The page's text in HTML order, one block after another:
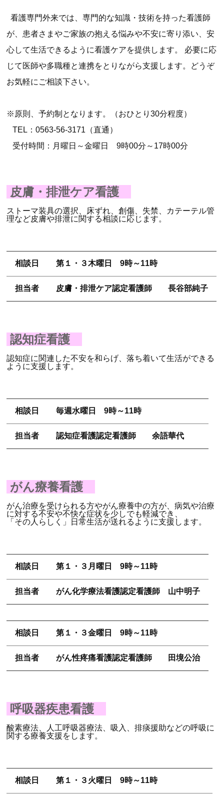
看護専門外来では、専門的な知識・技術を持った看護師
が、患者さまやご家族の抱える悩みや不安に寄り添い、安
心して生活できるように看護ケアを提供します。 必要に応
じて医師や多職種と連携をとりながら支援します。どうぞ
お気軽にご相談下さい。
※原則、予約制となります。（おひとり30分程度）
TEL：0563-56-3171（直通）
受付時間：月曜日～金曜日 9時00分～17時00分
皮膚・排泄ケア看護
ストーマ装具の選択、床ずれ、創傷、失禁、カテーテル管
理など皮膚や排泄に関する相談に応じます。
相談日 第１・３木曜日 9時～11時
担当者 皮膚・排泄ケア認定看護師 長谷部純子
認知症看護
認知症に関連した不安を和らげ、落ち着いて生活ができる
ように支援します。
相談日 毎週水曜日 9時～11時
担当者 認知症看護認定看護師 余語華代
がん療養看護
がん治療を受けられる方やがん療養中の方が、病気や治療
に対する不安や不快な症状を少しでも軽減でき、
「その人らしく」日常生活が送れるように支援します。
相談日 第１・３月曜日 9時～11時
担当者 がん化学療法看護認定看護師 山中明子
相談日 第１・３金曜日 9時～11時
担当者 がん性疼痛看護認定看護師 田境公治
呼吸器疾患看護
酸素療法、人工呼吸器療法、吸入、排痰援助などの呼吸に
関する療養支援をします。
相談日 第１・３火曜日 9時～11時